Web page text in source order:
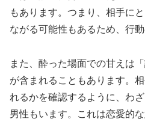
もあります。つまり、相手に
ながる可能性もあるため、行
また、酔った場面での甘えは
が含まれることもあります。
れるかを確認するように、わ
男性もいます。これは恋愛的